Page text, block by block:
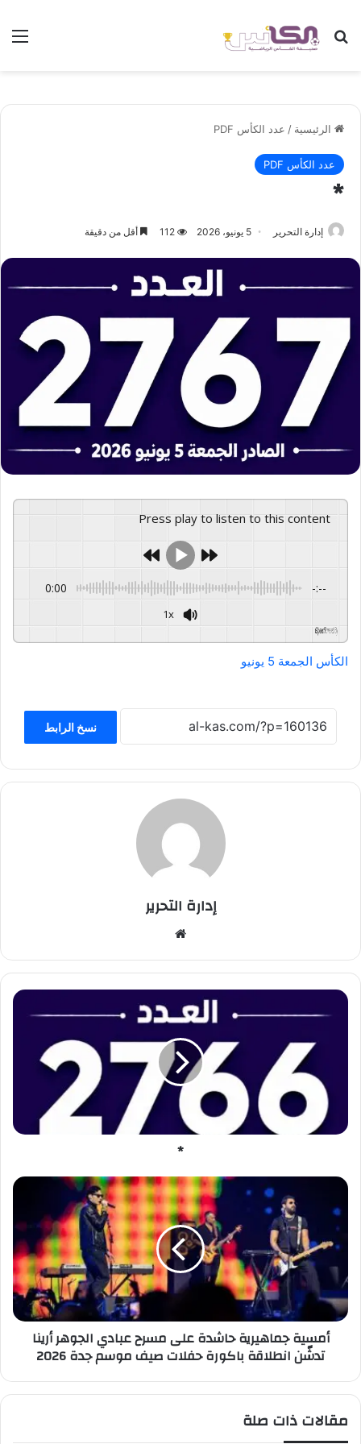
بحث عن
الرئيسية / عدد الكأس PDF
عدد الكأس PDF
*
إدارة التحرير 5 يونيو، 2026 112 أقل من دقيقة
Press play to listen to this content
0:00 -:--
1x
Powered By
الكأس الجمعة 5 يونيو
نسخ الرابط
إدارة التحرير
الوي
ب
*
*
أ
س
م
ا
ه
ا
ش
أمسية جماهيرية حاشدة على مسرح عبادي الجوهر أرينا
تدشّن انطلاقة باكورة حفلات صيف موسم جدة 2026
مقالات ذات صلة